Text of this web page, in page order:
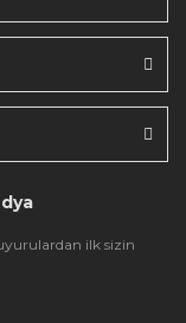
ilk sizin